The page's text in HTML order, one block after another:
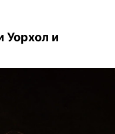
Уорхол и